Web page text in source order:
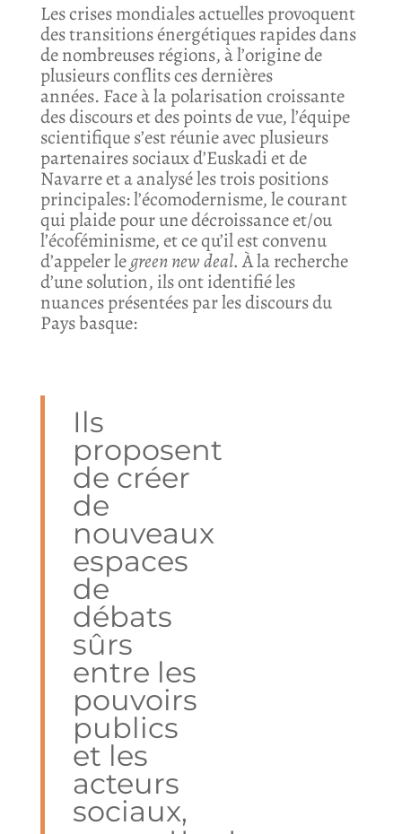
Les crises mondiales actuelles provoquent
des transitions énergétiques rapides dans
de nombreuses régions, à l’origine de
plusieurs conflits ces dernières
années. Face à la polarisation croissante
des discours et des points de vue, l’équipe
scientifique s’est réunie avec plusieurs
partenaires sociaux d’Euskadi et de
Navarre et a analysé les trois positions
principales: l’écomodernisme, le courant
qui plaide pour une décroissance et/ou
l’écoféminisme, et ce qu’il est convenu
d’appeler legreen new deal.À la recherche
d’une solution, ils ont identifié les
nuances présentées par les discours du
Pays basque:
Ils
proposent
de créer
de
nouveaux
espaces
de
débats
sûrs
entre les
pouvoirs
publics
et les
acteurs
sociaux,